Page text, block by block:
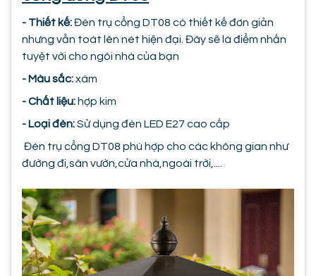
- Thiết kế:Đèn trụ cổng DT08 có thiết kế đơn giản
nhưng vẫn toát lên nét hiện đại. Đây sẽ là điểm nhấn
tuyệt vời cho ngôi nhà của bạn
- Màu sắc:xám
- Chất liệu: hợp kim
- Loại đèn:Sử dụng đèn LED E27 cao cấp
Đèn trụ cổng DT08 phù hợp cho các không gian như
đường đi,sân vườn,cửa nhà,ngoài trời,....